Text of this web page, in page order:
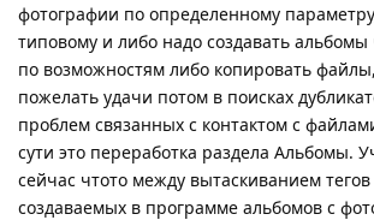
фотографии по определенному
типовому и либо надо создавать
по возможностям либо копировать
пожелать удачи потом в поисках
проблем связанных с контактом с
сути это переработка раздела Альбомы.
сейчас чтото между вытаскиванием
создаваемых в программе альбомов с